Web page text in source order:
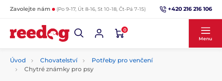
Zavolejte nám (Po 9-17, Út 8-16, St 10-18, Čt-Pá 7-15) +420 216 216 106
0
Menu
Úvod Chovatelství
Potřeby pro venčení
Chytré známky pro psy